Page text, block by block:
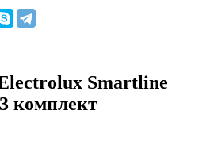
Smartline
комплект